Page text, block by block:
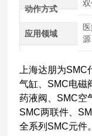
动作方式
双
应用领域
源
上海达朋为
气缸、SMC电磁
药液阀、SMC空
SMC两联件、
全系列SMC元件。